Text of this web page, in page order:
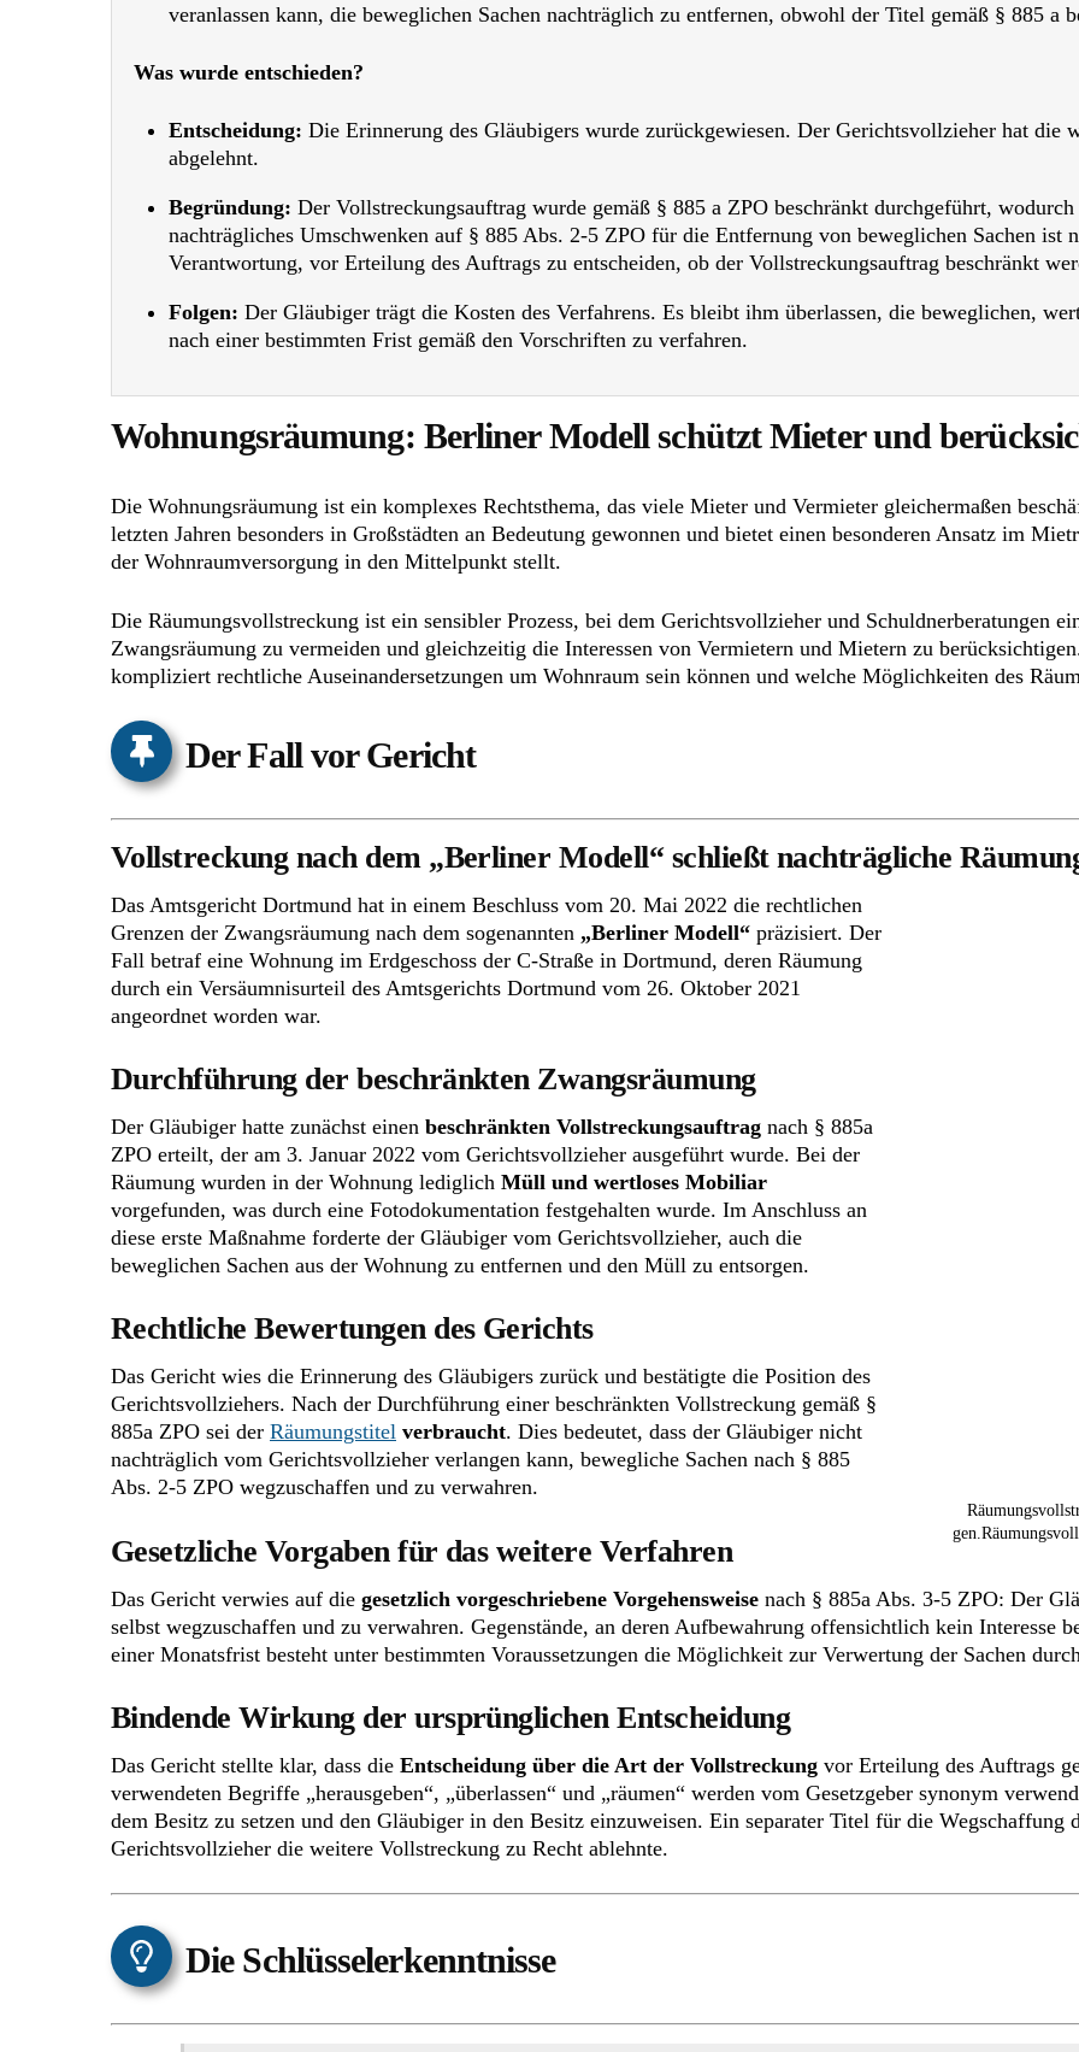
veranlassen kann, die beweglichen Sachen nachträglich zu entfernen, obwohl der Titel gemäß § 885 a
Was wurde entschieden?
Entscheidung: Die Erinnerung des Gläubigers wurde zurückgewiesen. Der Gerichtsvollzieher hat die
abgelehnt.
Begründung: Der Vollstreckungsauftrag wurde gemäß § 885 a ZPO beschränkt durchgeführt,
nachträgliches Umschwenken auf § 885 Abs. 2-5 ZPO für die Entfernung von beweglichen Sachen
Verantwortung, vor Erteilung des Auftrags zu entscheiden, ob der Vollstreckungsauftrag beschränkt
Folgen: Der Gläubiger trägt die Kosten des Verfahrens. Es bleibt ihm überlassen, die beweglichen,
nach einer bestimmten Frist gemäß den Vorschriften zu verfahren.
Wohnungsräumung: Berliner Modell schützt Mieter und
Die Wohnungsräumung ist ein komplexes Rechtsthema, das viele Mieter und Vermieter gleichermaßen
letzten Jahren besonders in Großstädten an Bedeutung gewonnen und bietet einen besonderen Ansatz im
der Wohnraumversorgung in den Mittelpunkt stellt.
Die Räumungsvollstreckung ist ein sensibler Prozess, bei dem Gerichtsvollzieher und Schuldnerberatungen
Zwangsräumung zu vermeiden und gleichzeitig die Interessen von Vermietern und Mietern zu
kompliziert rechtliche Auseinandersetzungen um Wohnraum sein können und welche Möglichkeiten des
Der Fall vor Gericht
Vollstreckung nach dem „Berliner Modell“ schließt nachträgliche
Das Amtsgericht Dortmund hat in einem Beschluss vom 20. Mai 2022 die rechtlichen
Grenzen der Zwangsräumung nach dem sogenannten „Berliner Modell“ präzisiert. Der
Fall betraf eine Wohnung im Erdgeschoss der C-Straße in Dortmund, deren Räumung
durch ein Versäumnisurteil des Amtsgerichts Dortmund vom 26. Oktober 2021
angeordnet worden war.
Durchführung der beschränkten Zwangsräumung
Der Gläubiger hatte zunächst einen beschränkten Vollstreckungsauftrag nach § 885a
ZPO erteilt, der am 3. Januar 2022 vom Gerichtsvollzieher ausgeführt wurde. Bei der
Räumung wurden in der Wohnung lediglich Müll und wertloses Mobiliar
vorgefunden, was durch eine Fotodokumentation festgehalten wurde. Im Anschluss an
diese erste Maßnahme forderte der Gläubiger vom Gerichtsvollzieher, auch die
beweglichen Sachen aus der Wohnung zu entfernen und den Müll zu entsorgen.
Rechtliche Bewertungen des Gerichts
Das Gericht wies die Erinnerung des Gläubigers zurück und bestätigte die Position des
Gerichtsvollziehers. Nach der Durchführung einer beschränkten Vollstreckung gemäß §
885a ZPO sei der Räumungstitel verbraucht. Dies bedeutet, dass der Gläubiger nicht
nachträglich vom Gerichtsvollzieher verlangen kann, bewegliche Sachen nach § 885
Abs. 2-5 ZPO wegzuschaffen und zu verwahren.
Gesetzliche Vorgaben für das weitere Verfahren
Das Gericht verwies auf die gesetzlich vorgeschriebene Vorgehensweise nach § 885a Abs. 3-5 ZPO: Der
selbst wegzuschaffen und zu verwahren. Gegenstände, an deren Aufbewahrung offensichtlich kein Interesse
einer Monatsfrist besteht unter bestimmten Voraussetzungen die Möglichkeit zur Verwertung der Sachen
Bindende Wirkung der ursprünglichen Entscheidung
Das Gericht stellte klar, dass die Entscheidung über die Art der Vollstreckung vor Erteilung des Auftrags
verwendeten Begriffe „herausgeben“, „überlassen“ und „räumen“ werden vom Gesetzgeber synonym
dem Besitz zu setzen und den Gläubiger in den Besitz einzuweisen. Ein separater Titel für die
Gerichtsvollzieher die weitere Vollstreckung zu Recht ablehnte.
Die Schlüsselerkenntnisse